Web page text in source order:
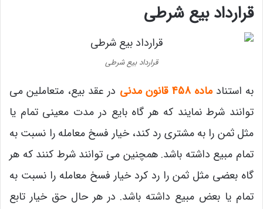
قرارداد بیع شرطی
قرارداد بیع شرطی
به استنادماده 458 قانون مدنی
در عقد بیع، متعاملین می
توانند شرط نمایند که هر گاه بایع در مدت معینی تمام یا
مثل ثمن را به مشتری رد کند، خیار فسخ معامله را نسبت به
تمام مبیع داشته باشد. همچنین می توانند شرط کنند که هر
گاه بعضی مثل ثمن را رد کرد خیار فسخ معامله را نسبت به
تمام یا بعض مبیع داشته باشد. در هر حال حق خیار تابع